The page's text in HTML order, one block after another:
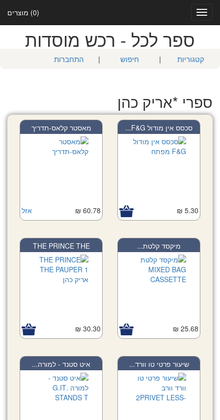
(0) מוצרים
Toggle
navigation
ספר לכל - רכש מוסדות
קטגוריות | חיפוש | התחברות
ספרי *אריק כהן
סכסס אין מודול F&G...
5.30 ₪
מאסטר קלאס-תדריך
אזל 60.78 ₪
מיקסד קלטת...
25.68 ₪
THE PRINCE THE
PAUP...
30.30 ₪
שיעור פרטי טו וורד... איט סטנד - למורה...